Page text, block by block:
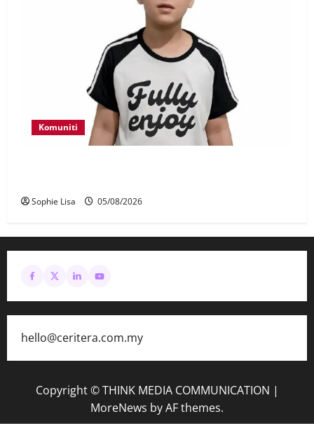
Komuniti
Sophie Lisa 05/08/2026
hello@ceritera.com.my
Copyright © THINK MEDIA COMMUNICATION |
MoreNews by AF themes.